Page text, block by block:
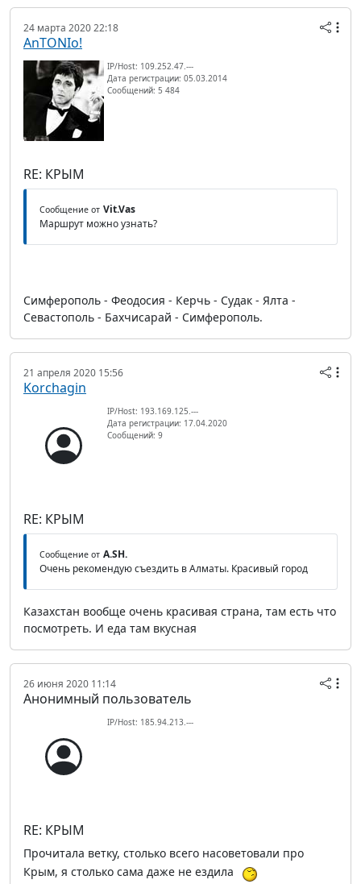
24 марта 2020 22:18
AnTONIo!
IP/Host: 109.252.47.---
Дата регистрации: 05.03.2014
Сообщений: 5 484
RE: КРЫМ
Сообщение от Vit.Vas
Маршрут можно узнать?
Симферополь - Феодосия - Керчь - Судак - Ялта -
Севастополь - Бахчисарай - Симферополь.
21 апреля 2020 15:56
Korchagin
IP/Host: 193.169.125.---
Дата регистрации: 17.04.2020
Сообщений: 9
RE: КРЫМ
Сообщение от A.SH.
Очень рекомендую съездить в Алматы. Красивый город
Казахстан вообще очень красивая страна, там есть что
посмотреть. И еда там вкусная
26 июня 2020 11:14
Анонимный пользователь
IP/Host: 185.94.213.---
RE: КРЫМ
Прочитала ветку, столько всего насоветовали про
Крым, я столько сама даже не ездила